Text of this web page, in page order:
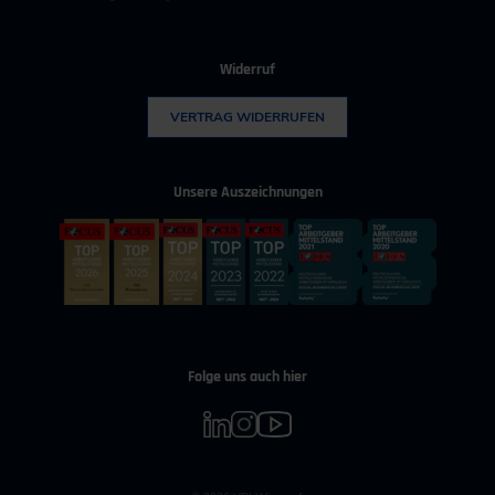
Widerruf
VERTRAG WIDERRUFEN
Unsere Auszeichnungen
Folge uns auch hier